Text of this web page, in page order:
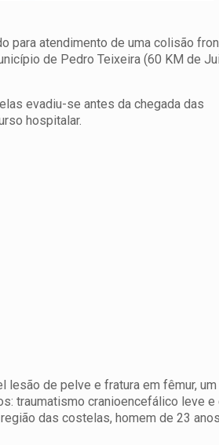
para atendimento de uma colisão
de Pedro Teixeira (60 KM de
evadiu-se antes da chegada das
hospitalar.
de pelve e fratura em fêmur, um
traumatismo cranioencefálico leve e
das costelas, homem de 23